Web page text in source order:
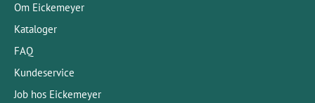
Om Eickemeyer
Kataloger
FAQ
Kundeservice
Job hos Eickemeyer